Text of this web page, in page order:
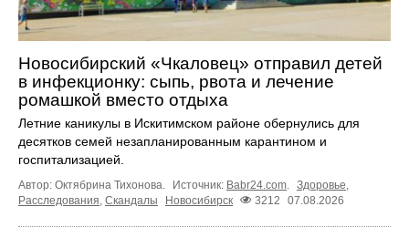
Новосибирский «Чкаловец» отправил детей
в инфекционку: сыпь, рвота и лечение
ромашкой вместо отдыха
Летние каникулы в Искитимском районе обернулись для
десятков семей незапланированным карантином и
госпитализацией.
Автор: Октябрина Тихонова. Источник: Babr24.com. Здоровье,
Расследования, Скандалы Новосибирск 3212 07.08.2026